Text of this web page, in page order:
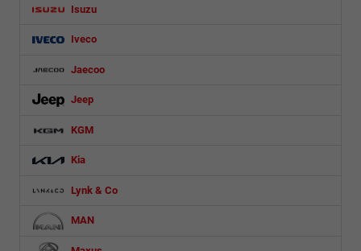
Isuzu
Iveco
Jaecoo
Jeep
KGM
Kia
Lynk & Co
MAN